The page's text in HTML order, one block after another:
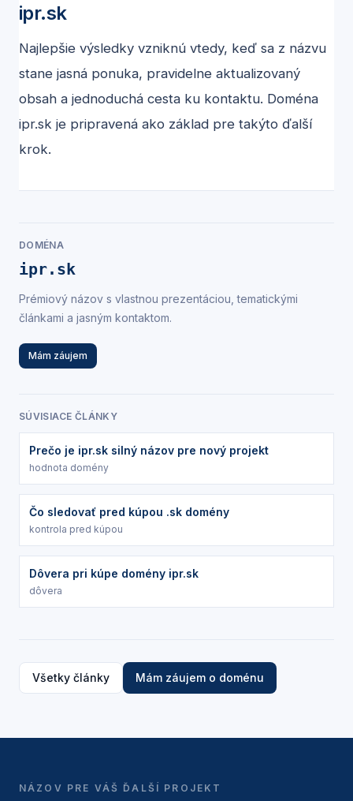
ipr.sk
Najlepšie výsledky vzniknú vtedy, keď sa z názvu
stane jasná ponuka, pravidelne aktualizovaný
obsah a jednoduchá cesta ku kontaktu. Doména
ipr.sk je pripravená ako základ pre takýto ďalší
krok.
DOMÉNA
ipr.sk
Prémiový názov s vlastnou prezentáciou, tematickými
článkami a jasným kontaktom.
Mám záujem
SÚVISIACE ČLÁNKY
Prečo je ipr.sk silný názov pre nový projekt
hodnota domény
Čo sledovať pred kúpou .sk domény
kontrola pred kúpou
Dôvera pri kúpe domény ipr.sk
dôvera
Všetky články Mám záujem o doménu
NÁZOV PRE VÁŠ ĎALŠÍ PROJEKT